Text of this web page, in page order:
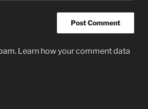
Learn how your comment data